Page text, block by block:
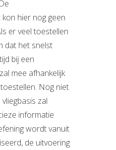
hier nog geen
er veel toestellen
dat het snelst
bij een
mee afhankelijk
Nog niet
zal
informatie
wordt vanuit
de uitvoering